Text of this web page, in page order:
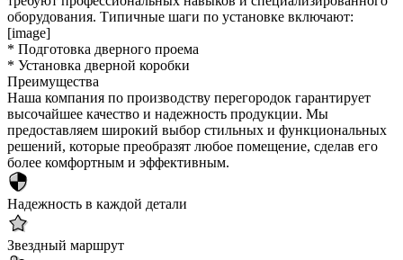
оборудования. Типичные шаги по установке включают:
[image]
* Подготовка дверного проема
* Установка дверной коробки
Преимущества
Наша компания по производству перегородок гарантирует
высочайшее качество и надежность продукции. Мы
предоставляем широкий выбор стильных и функциональных
решений, которые преобразят любое помещение, сделав его
более комфортным и эффективным.
Надежность в каждой детали
Звездный маршрут